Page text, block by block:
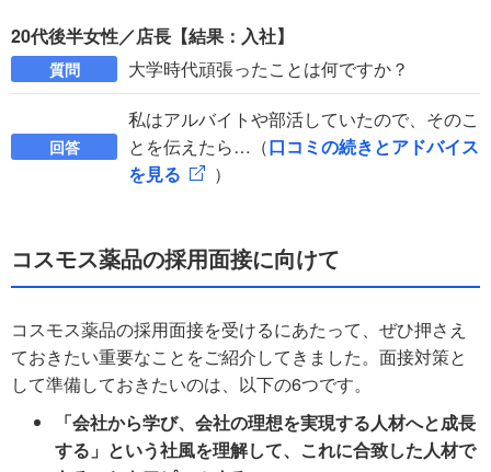
20代後半女性／店長【結果：入社】
質問 大学時代頑張ったことは何ですか？
回答
私はアルバイトや部活していたので、そのこ
とを伝えたら…（口コミの続きとアドバイス
を見る
）
コスモス薬品の採用面接に向けて
コスモス薬品の採用面接を受けるにあたって、ぜひ押さえ
ておきたい重要なことをご紹介してきました。面接対策と
して準備しておきたいのは、以下の6つです。
「会社から学び、会社の理想を実現する人材へと成長
する」という社風を理解して、これに合致した人材で